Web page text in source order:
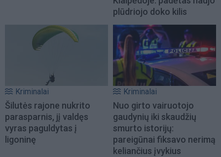
plūdriojo doko kilis
Kriminalai
Šilutės rajone nukrito
parasparnis, jį valdęs
vyras paguldytas į
ligoninę
Kriminalai
Nuo girto vairuotojo
gaudynių iki skaudžių
smurto istorijų:
pareigūnai fiksavo nerimą
keliančius įvykius